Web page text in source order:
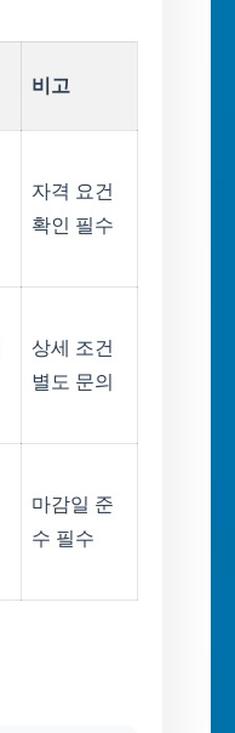
비고
자격 요건
확인 필수
상세 조건
별도 문의
마감일 준
수 필수